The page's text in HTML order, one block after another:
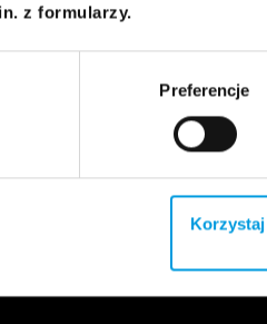
z formularzy.
Preferencje
Korzystaj